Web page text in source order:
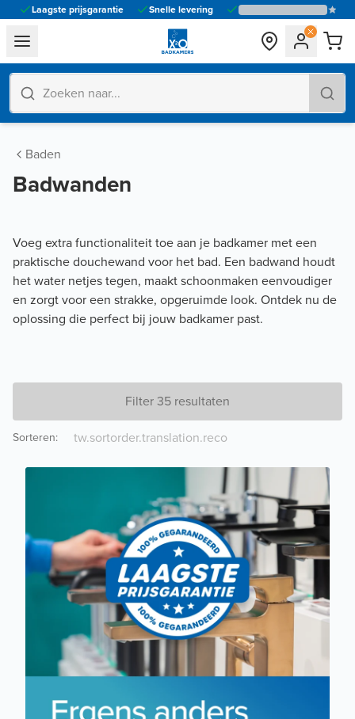
Laagste prijsgarantie Snelle levering
general.navigation.toggle_menu.label
Baden
Badwanden
Voeg extra functionaliteit toe aan je badkamer met een
praktische douchewand voor het bad. Een badwand houdt
het water netjes tegen, maakt schoonmaken eenvoudiger
en zorgt voor een strakke, opgeruimde look. Ontdek nu de
oplossing die perfect bij jouw badkamer past.
Filter 35 resultaten
Sorteren: